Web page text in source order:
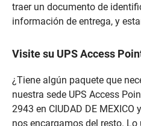
traer un documento de
información de entrega, y
Visite su UPS Access
¿Tiene algún paquete que
nuestra sede UPS Access
2943 en CIUDAD DE
nos encargamos del resto.